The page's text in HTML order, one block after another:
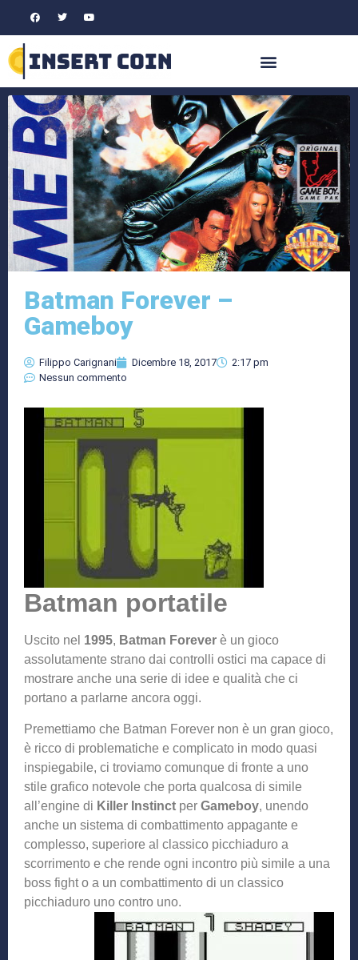
Batman Forever –
Gameboy
Filippo Carignani Dicembre 18, 2017
2:17 pm
Nessun commento
Batman portatile
Uscito nel 1995, Batman Forever è un gioco
assolutamente strano dai controlli ostici ma capace di
mostrare anche una serie di idee e qualità che ci
portano a parlarne ancora oggi.
Premettiamo che Batman Forever non è un gran gioco,
è ricco di problematiche e complicato in modo quasi
inspiegabile, ci troviamo comunque di fronte a uno
stile grafico notevole che porta qualcosa di simile
all’engine di Killer Instinct per Gameboy, unendo
anche un sistema di combattimento appagante e
complesso, superiore al classico picchiaduro a
scorrimento e che rende ogni incontro più simile a una
boss fight o a un combattimento di un classico
picchiaduro uno contro uno.